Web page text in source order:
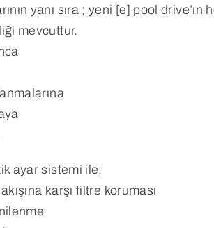
yanı sıra ; yeni [e] pool drive’ın
mevcuttur.
ayar sistemi ile;
karşı filtre koruması